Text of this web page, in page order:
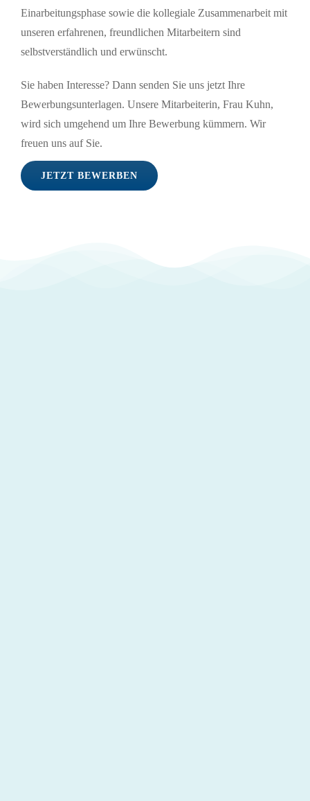
Einarbeitungsphase sowie die kollegiale Zusammenarbeit mit
unseren erfahrenen, freundlichen Mitarbeitern sind
selbstverständlich und erwünscht.
Sie haben Interesse? Dann senden Sie uns jetzt Ihre
Bewerbungsunterlagen. Unsere Mitarbeiterin, Frau Kuhn,
wird sich umgehend um Ihre Bewerbung kümmern. Wir
freuen uns auf Sie.
JETZT BEWERBEN